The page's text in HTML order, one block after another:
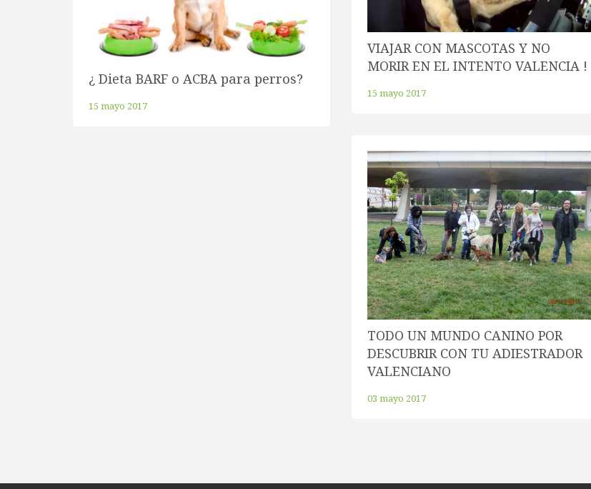
¿ Dieta BARF o ACBA para perros?
15 mayo 2017
VIAJAR CON MASCOTAS Y NO
MORIR EN EL INTENTO VALENCIA !
15 mayo 2017
TODO UN MUNDO CANINO POR
DESCUBRIR CON TU ADIESTRADOR
VALENCIANO
03 mayo 2017